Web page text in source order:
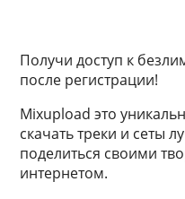
Получи доступ к
после регистрации!
Mixupload это
скачать треки и сеты
поделиться своими
интернетом.